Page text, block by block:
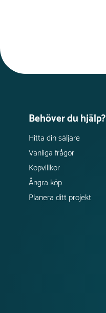
Behöver du hjälp?
Hitta din säljare
Vanliga frågor
Köpvillkor
Ångra köp
Planera ditt projekt